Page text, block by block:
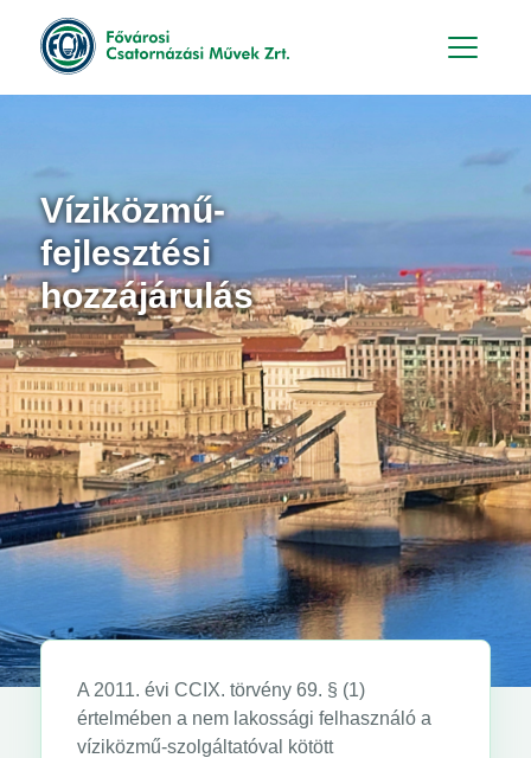
Víziközmű-
fejlesztési
hozzájárulás
A 2011. évi CCIX. törvény 69. § (1)
értelmében a nem lakossági felhasználó a
víziközmű-szolgáltatóval kötött